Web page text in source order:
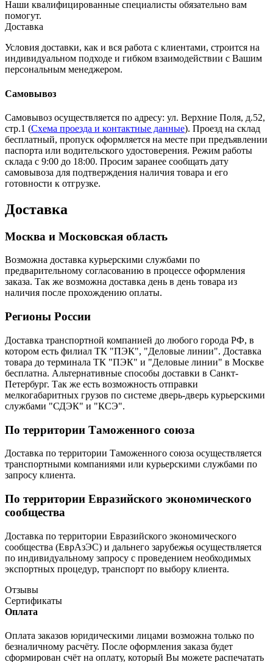
Наши квалифицированные специалисты обязательно вам
помогут.
Доставка
Условия доставки, как и вся работа с клиентами, строится на
индивидуальном подходе и гибком взаимодействии с Вашим
персональным менеджером.
Самовывоз
Самовывоз осуществляется по адресу: ул. Верхние Поля, д.52,
стр.1 (Схема проезда и контактные данные). Проезд на склад
бесплатный, пропуск оформляется на месте при предъявлении
паспорта или водительского удостоверения. Режим работы
склада с 9:00 до 18:00. Просим заранее сообщать дату
самовывоза для подтверждения наличия товара и его
готовности к отгрузке.
Доставка
Москва и Московская область
Возможна доставка курьерскими службами по
предварительному согласованию в процессе оформления
заказа. Так же возможна доставка день в день товара из
наличия после прохождению оплаты.
Регионы России
Доставка транспортной компанией до любого города РФ, в
котором есть филиал ТК "ПЭК", "Деловые линии". Доставка
товара до терминала ТК "ПЭК" и "Деловые линии" в Москве
бесплатна. Альтернативные способы доставки в Санкт-
Петербург. Так же есть возможность отправки
мелкогабаритных грузов по системе дверь-дверь курьерскими
службами "СДЭК" и "КСЭ".
По территории Таможенного союза
Доставка по территории Таможенного союза осуществляется
транспортными компаниями или курьерскими службами по
запросу клиента.
По территории Евразийского экономического
сообщества
Доставка по территории Евразийского экономического
сообщества (ЕврАзЭС) и дальнего зарубежья осуществляется
по индивидуальному запросу с проведением необходимых
экспортных процедур, транспорт по выбору клиента.
Отзывы
Сертификаты
Оплата
Оплата заказов юридическими лицами возможна только по
безналичному расчёту. После оформления заказа будет
сформирован счёт на оплату, который Вы можете распечатать